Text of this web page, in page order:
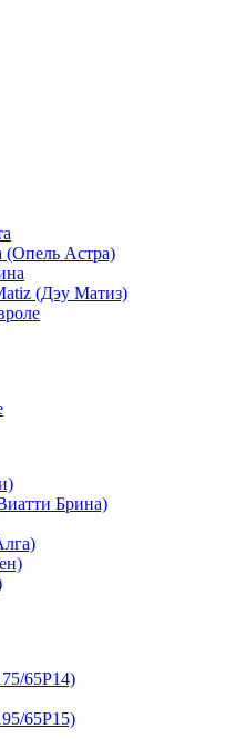
Астра)
(Дэу Матиз)
Брина)
65Р14)
65Р15)